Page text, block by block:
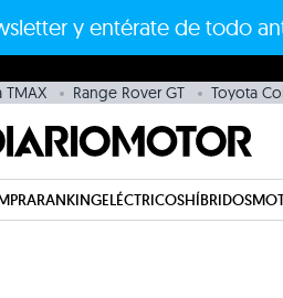
y entérate de todo
TMAX Range Rover GT Toyota
RANKINGELÉCTRICOSHÍBRIDOS